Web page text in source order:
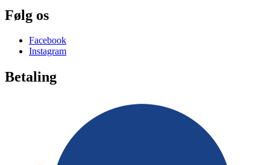
Følg os
Facebook
Instagram
Betaling